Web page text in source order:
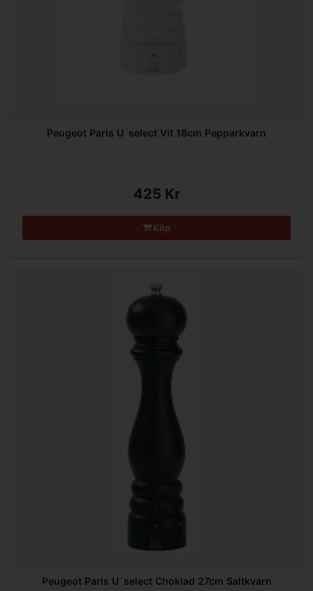
Peugeot Paris U´select Vit 18cm Pepparkvarn
425 Kr
Köp
Peugeot Paris U´select Choklad 27cm Saltkvarn